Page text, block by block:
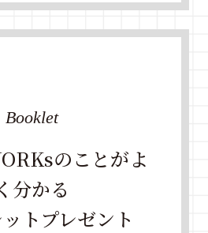
のことがよ
分かる
トプレゼント
Booklet